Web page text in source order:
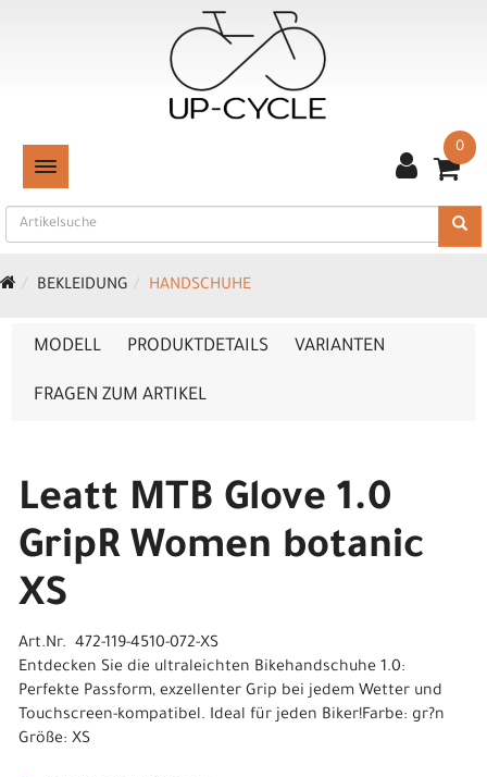
TOGGLE NAVIGATION
0
BEKLEIDUNG HANDSCHUHE
MODELL PRODUKTDETAILS VARIANTEN
FRAGEN ZUM ARTIKEL
Leatt MTB Glove 1.0
GripR Women botanic
XS
Art.Nr. 472-119-4510-072-XS
Entdecken Sie die ultraleichten Bikehandschuhe 1.0:
Perfekte Passform, exzellenter Grip bei jedem Wetter und
Touchscreen-kompatibel. Ideal für jeden Biker!Farbe: gr?n
Größe: XS